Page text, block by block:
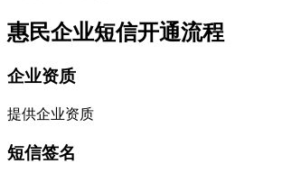
惠民企业短信开通流程
企业资质
提供企业资质
短信签名